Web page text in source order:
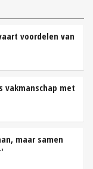
voordelen van
vakmanschap met
maar samen